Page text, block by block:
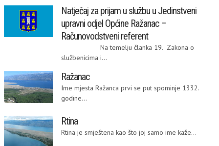
Natječaj za prijam u službu u Jedinstveni
upravni odjel Općine Ražanac –
Računovodstveni referent
Na temelju članka 19. Zakona o
službenicima i...
Ražanac
Ime mjesta Ražanca prvi se put spominje 1332.
godine...
Rtina
Rtina je smještena kao što joj samo ime kaže...